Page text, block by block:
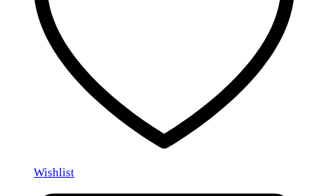
Wishlist